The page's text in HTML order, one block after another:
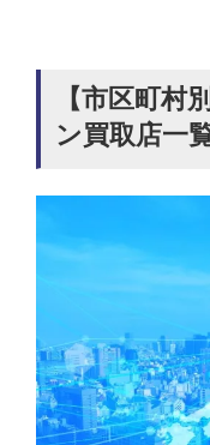
【市区町村
ン買取店一